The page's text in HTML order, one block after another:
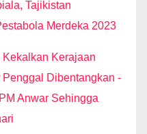
Tajikistan
Merdeka 2023
Kerajaan
Dibentangkan -
Anwar Sehingga